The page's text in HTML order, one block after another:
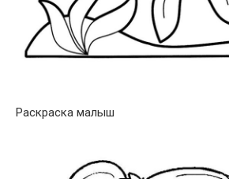
Раскраска малыш